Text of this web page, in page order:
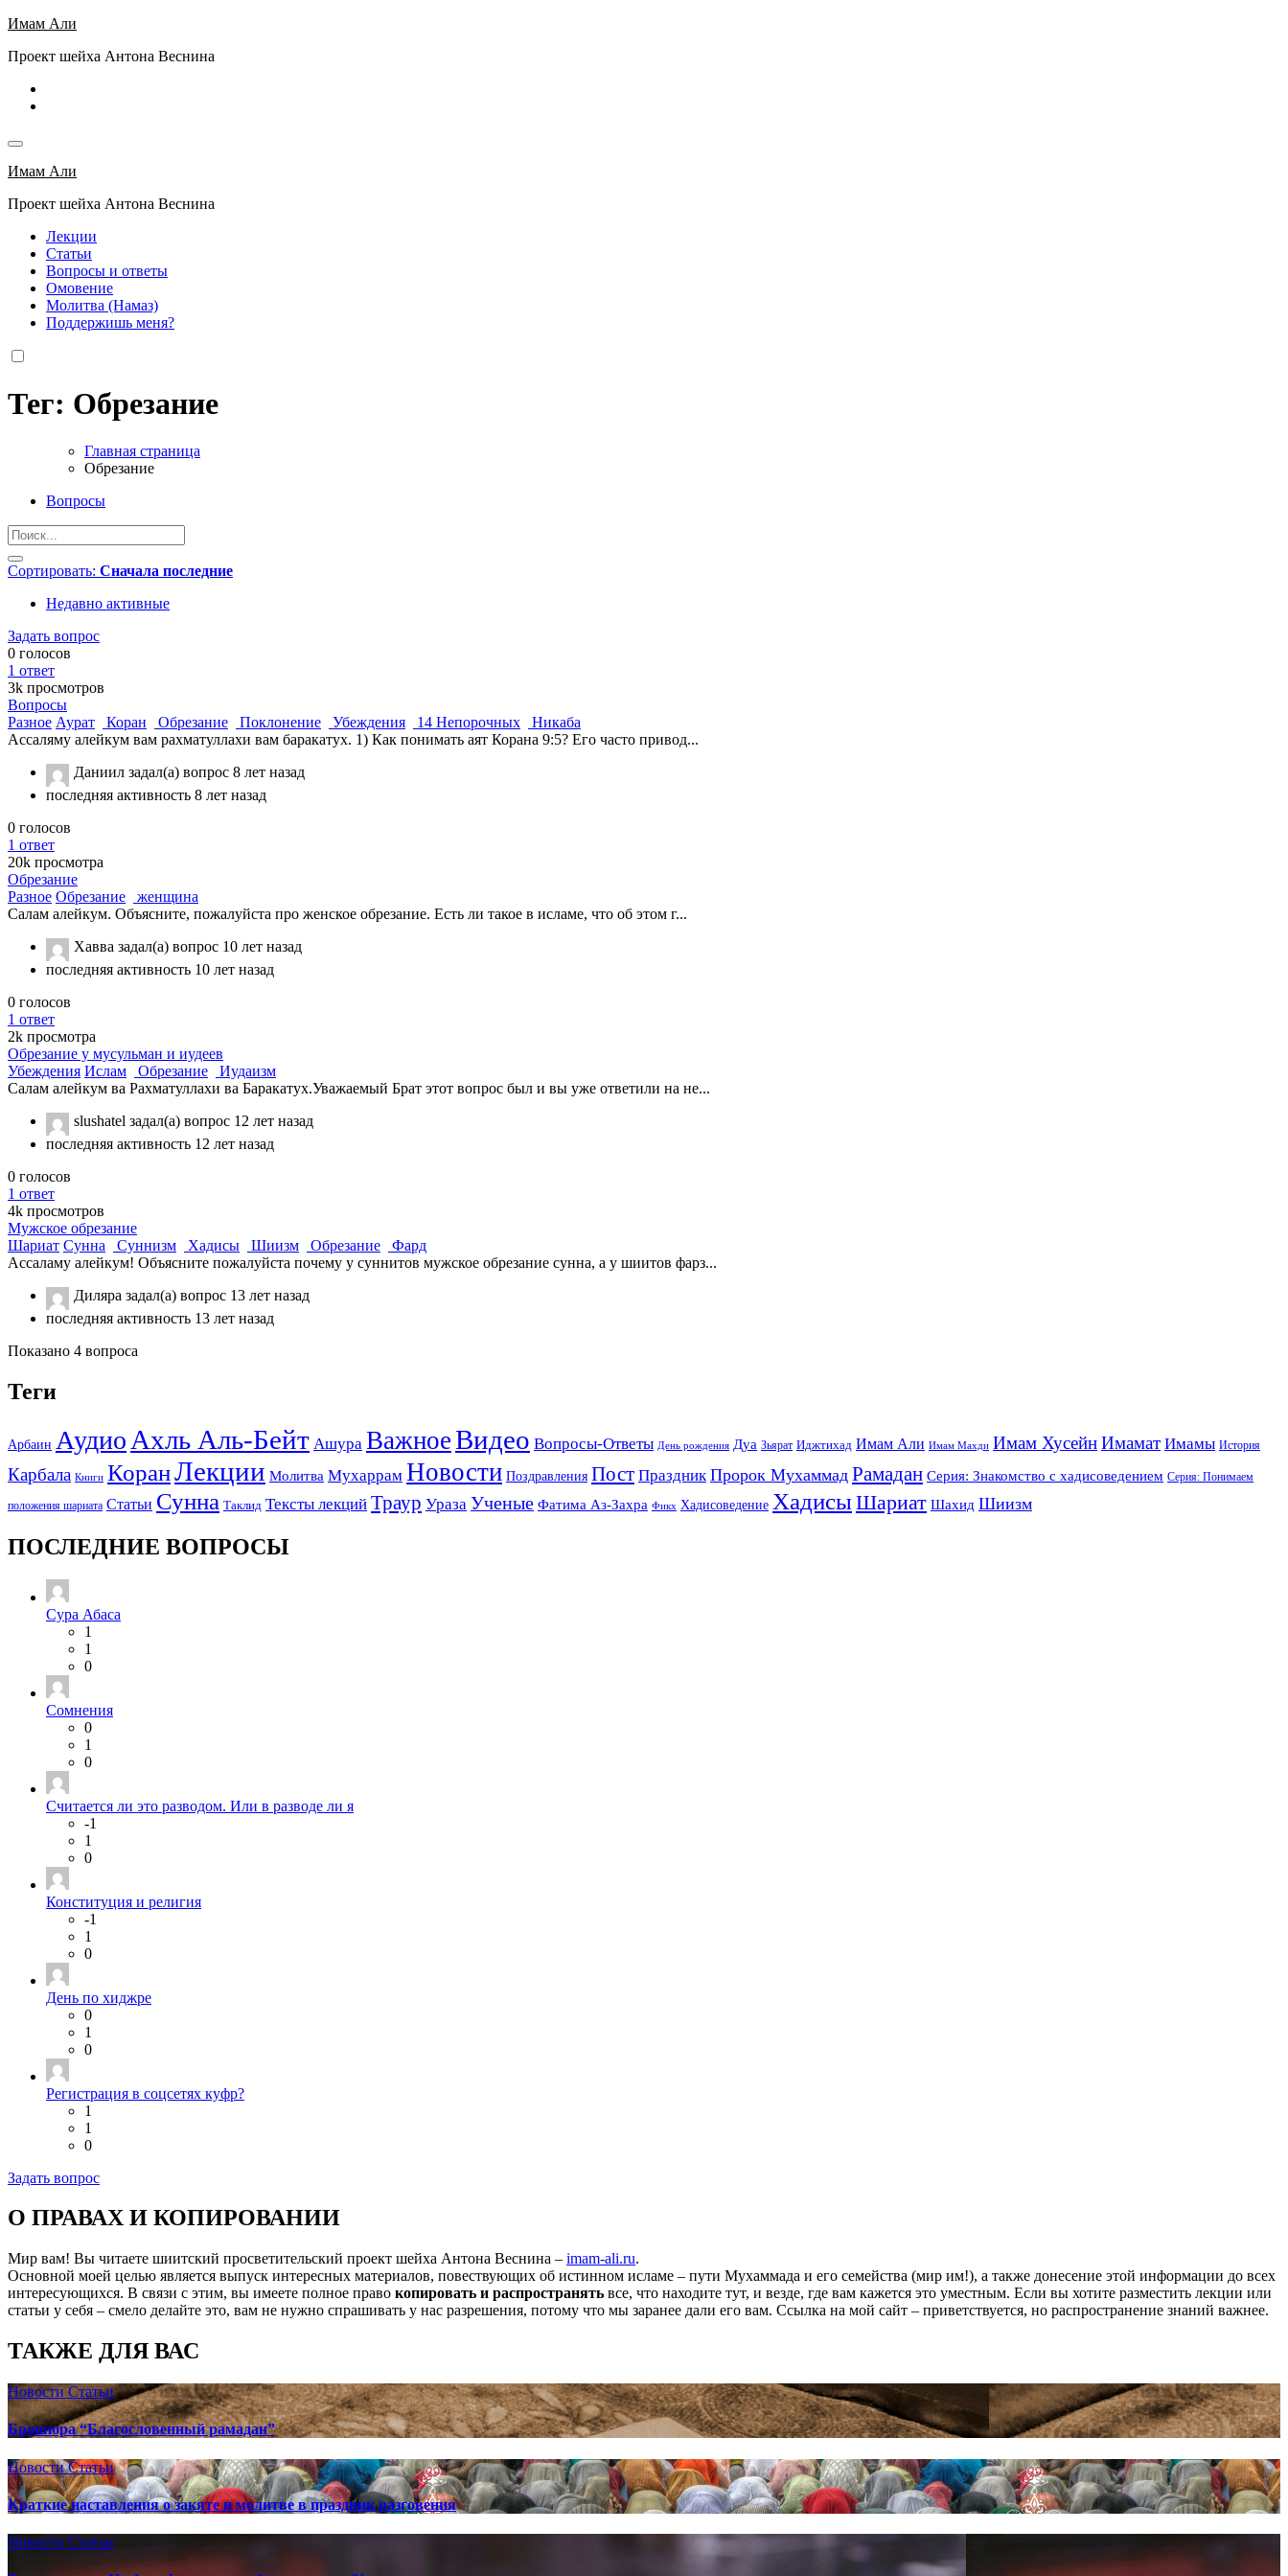
Перейти
содержимому
Имам Али
Проект шейха Антона Веснина
Имам Али
Проект шейха Антона Веснина
Лекции
Статьи
Вопросы и ответы
Омовение
Молитва (Намаз)
Поддержишь меня?
Тег: Обрезание
Главная страница
Обрезание
Вопросы
Сортировать: Сначала последние
Недавно активные
Задать вопрос
0 голосов
1 ответ
3k просмотров
Вопросы
Разное Аурат Коран Обрезание Поклонение Убеждения 14 Непорочных
Никаба
Ассаляму алейкум вам рахматуллахи вам баракатух. 1) Как понимать аят Корана 9:5? Его часто привод...
Даниил задал(а) вопрос 8 лет назад
последняя активность 8 лет назад
0 голосов
1 ответ
20k просмотра
Обрезание
Разное Обрезание
женщина
Салам алейкум. Объясните, пожалуйста про женское обрезание. Есть ли такое в исламе, что об этом г...
Хавва задал(а) вопрос 10 лет назад
последняя активность 10 лет назад
0 голосов
1 ответ
2k просмотра
Обрезание у мусульман и иудеев
Убеждения Ислам Обрезание
Иудаизм
Салам алейкум ва Рахматуллахи ва Баракатух.Уважаемый Брат этот вопрос был и вы уже ответили на не...
slushatel задал(а) вопрос 12 лет назад
последняя активность 12 лет назад
0 голосов
1 ответ
4k просмотров
Мужское обрезание
Шариат Сунна Суннизм Хадисы Шиизм Обрезание
Фард
Ассаламу алейкум! Объясните пожалуйста почему у суннитов мужское обрезание сунна, а у шиитов фарз...
Диляра задал(а) вопрос 13 лет назад
последняя активность 13 лет назад
Показано 4 вопроса
Теги
Арбаин Аудио Ахль Аль-Бейт Ашура ВажноеВидео Вопросы-Ответы День рождения Дуа Зьярат Иджтихад Имам Али Имам Махди Имам ХусейнИмамат Имамы История
Карбала Книги КоранЛекции Молитва Мухаррам Новости Поздравления Пост Праздник Пророк Мухаммад Рамадан Серия: Знакомство с хадисоведением Серия: Понимаем
положения шариата Статьи Сунна Таклид Тексты лекций Траур Ураза Ученые Фатима Аз-Захра Фикх Хадисоведение ХадисыШариат Шахид Шиизм
ПОСЛЕДНИЕ ВОПРОСЫ
Сура Абаса
1
1
0
Сомнения
0
1
0
Считается ли это разводом. Или в разводе ли я
-1
1
0
Конституция и религия
-1
1
0
День по хиджре
0
1
0
Регистрация в соцсетях куфр?
1
1
0
Задать вопрос
О ПРАВАХ И КОПИРОВАНИИ
Мир вам! Вы читаете шиитский просветительский проект шейха Антона Веснина – imam-ali.ru.
Основной моей целью является выпуск интересных материалов, повествующих об истинном исламе – пути Мухаммада и его семейства (мир им!), а также донесение этой информации до всех
интересующихся. В связи с этим, вы имеете полное право копировать и распространять все, что находите тут, и везде, где вам кажется это уместным. Если вы хотите разместить лекции или
статьи у себя – смело делайте это, вам не нужно спрашивать у нас разрешения, потому что мы заранее дали его вам. Ссылка на мой сайт – приветствуется, но распространение знаний важнее.
ТАКЖЕ ДЛЯ ВАС
НовостиСтатьи
Брошюра “Благословенный рамадан”
НовостиСтатьи
Краткие наставления о закяте и молитве в праздник разговения
Новости Статьи